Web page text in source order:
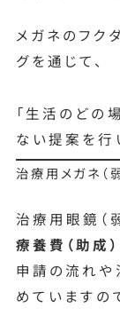
メガネのフク
グを通じて、
「生活のどの
ない提案を行
治療用メガネ（
治療用眼鏡（
療養費（助成）
申請の流れや
めていますの